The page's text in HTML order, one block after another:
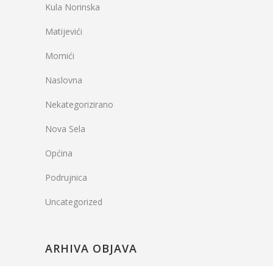
Kula Norinska
Matijevići
Momići
Naslovna
Nekategorizirano
Nova Sela
Općina
Podrujnica
Uncategorized
ARHIVA OBJAVA